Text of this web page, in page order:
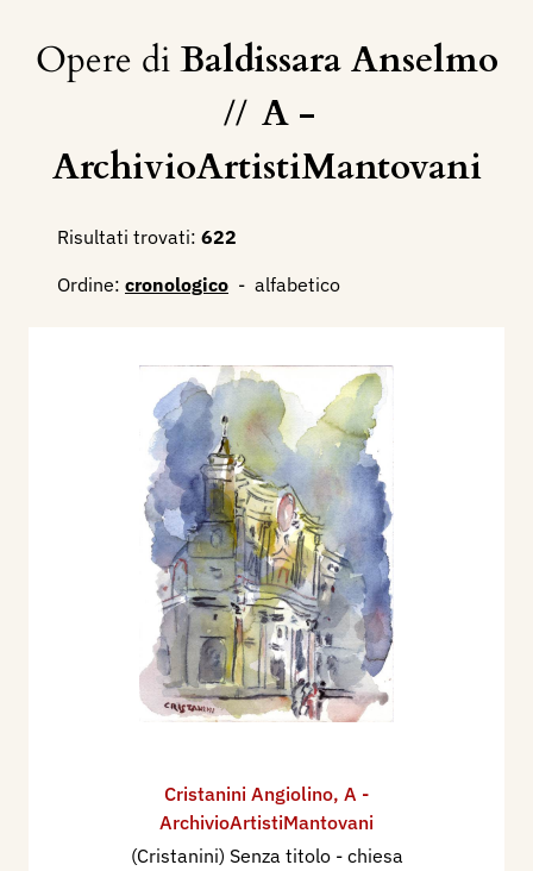
Opere diBaldissara Anselmo
// A -
ArchivioArtistiMantovani
Risultati trovati: 622
Ordine: cronologico - alfabetico
Cristanini Angiolino, A -
ArchivioArtistiMantovani
(Cristanini) Senza titolo - chiesa